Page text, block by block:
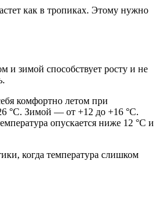
как в тропиках. Этому нужно
и зимой способствует росту и не
комфортно летом при
°C. Зимой — от +12 до +16 °C.
опускается ниже 12 °C и
когда температура слишком